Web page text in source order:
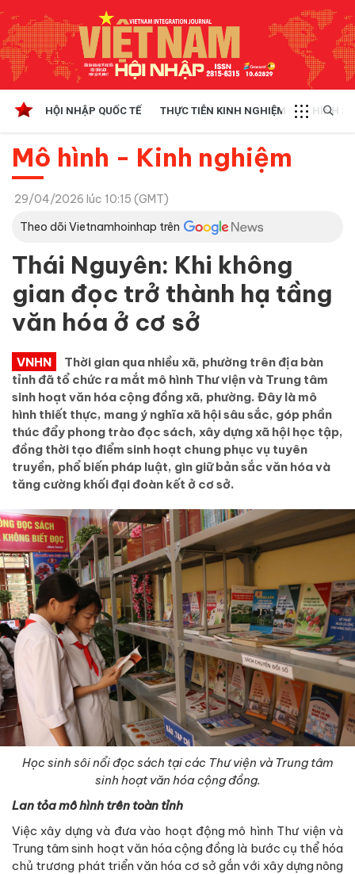
HỘI NHẬP QUỐC TẾ THỰC TIỄN KINH NGHIỆM CHÍNH
Mô hình - Kinh nghiệm
29/04/2026 lúc 10:15 (GMT)
Theo dõi Vietnamhoinhap trên
Thái Nguyên: Khi không
gian đọc trở thành hạ tầng
văn hóa ở cơ sở
VNHN
Thời gian qua nhiều xã, phường trên địa bàn
tỉnh đã tổ chức ra mắt mô hình Thư viện và Trung tâm
sinh hoạt văn hóa cộng đồng xã, phường. Đây là mô
hình thiết thực, mang ý nghĩa xã hội sâu sắc, góp phần
thúc đẩy phong trào đọc sách, xây dựng xã hội học tập,
đồng thời tạo điểm sinh hoạt chung phục vụ tuyên
truyền, phổ biến pháp luật, gìn giữ bản sắc văn hóa và
tăng cường khối đại đoàn kết ở cơ sở.
Học sinh sôi nổi đọc sách tại các Thư viện và Trung tâm
sinh hoạt văn hóa cộng đồng.
Lan tỏa mô hình trên toàn tỉnh
Việc xây dựng và đưa vào hoạt động mô hình Thư viện và
Trung tâm sinh hoạt văn hóa cộng đồng là bước cụ thể hóa
chủ trương phát triển văn hóa cơ sở gắn với xây dựng nông